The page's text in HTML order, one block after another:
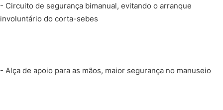
- Circuito de segurança bimanual, evitando o arranque
involuntário do corta-sebes
- Alça de apoio para as mãos, maior segurança no manuseio